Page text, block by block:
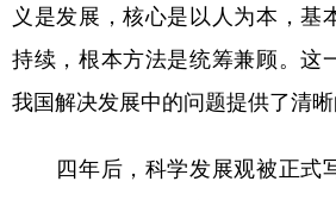
义是发展，核心是以人为本，基
持续，根本方法是统筹兼顾。这
我国解决发展中的问题提供了清晰
四年后，科学发展观被正式